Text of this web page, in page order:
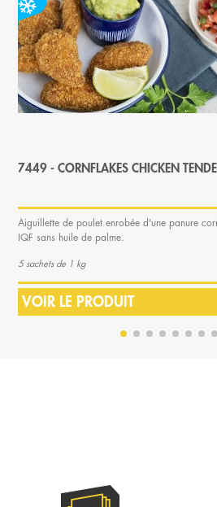
7449 - CORNFLAKES CHICKEN
Aiguillette de poulet enrobée d'une panure
IQF sans huile de palme.
5 sachets de 1 kg
VOIR LE PRODUIT